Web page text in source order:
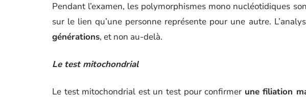
Pendant l’examen, les polymorphismes mono nucléotidiques
sur le lien qu’une personne représente pour une autre.
générations, et non au-delà.
Le test mitochondrial
Le test mitochondrial est un test pour confirmer une filiation